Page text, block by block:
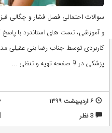
سوالات احتمالی فصل فشار و چگالی
و آموزشی، تست های استاندرد با
کاربردی توسط جناب رضا بنی عقیلی
پزشکی در 9 صفحه تهیه و تنظی ...
۶ اردیبهشت ۱۳۹۹
3 نظر